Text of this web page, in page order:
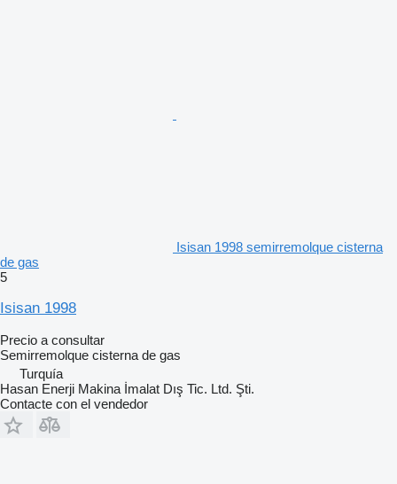
Isisan 1998 semirremolque cisterna
de gas
5
Isisan 1998
Precio a consultar
Semirremolque cisterna de gas
Turquía
Hasan Enerji Makina İmalat Dış Tic. Ltd. Şti.
Contacte con el vendedor